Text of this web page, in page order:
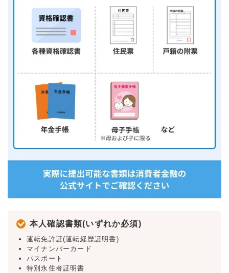
本人確認書類(いずれか必須)
運転免許証(運転経歴証明書)
マイナンバーカード
パスポート
特別永住者証明書